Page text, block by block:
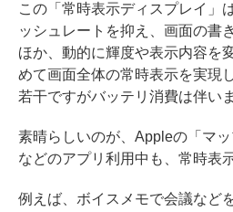
この「常時表示ディスプレイ」
ッシュレートを抑え、画面の書
ほか、動的に輝度や表示内容を
めて画面全体の常時表示を実現
若干ですがバッテリ消費は伴いま
素晴らしいのが、Appleの「マッ
などのアプリ利用中も、常時表
例えば、ボイスメモで会議など